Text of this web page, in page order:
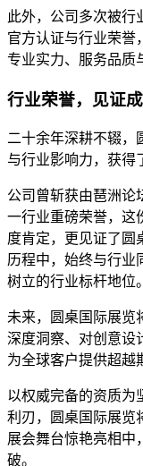
此外，公司多次被行
官方认证与行业荣誉
专业实力、服务品质
行业荣誉，见证
二十余年深耕不辍，
与行业影响力，获得
公司曾斩获由琶洲论
一行业重磅荣誉，这
度肯定，更见证了圆
历程中，始终与行业
树立的行业标杆地位。
未来，圆桌国际展览
深度洞察、对创意设
为全球客户提供超越
以权威完备的资质为
利刃，圆桌国际展览
展会舞台惊艳亮相中
破。